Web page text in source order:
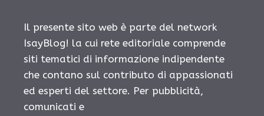
Il presente sito web è parte del network
IsayBlog! la cui rete editoriale comprende
siti tematici di informazione indipendente
che contano sul contributo di appassionati
ed esperti del settore. Per pubblicità,
comunicati e